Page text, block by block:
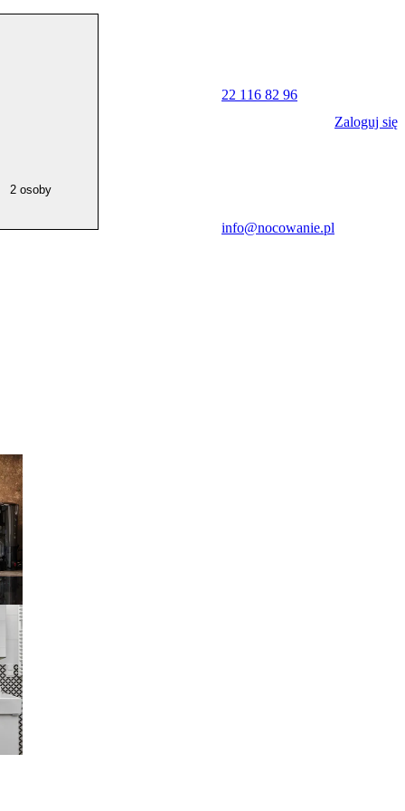
2 osoby
22 116 82 96
info@nocowanie.pl
Zaloguj się